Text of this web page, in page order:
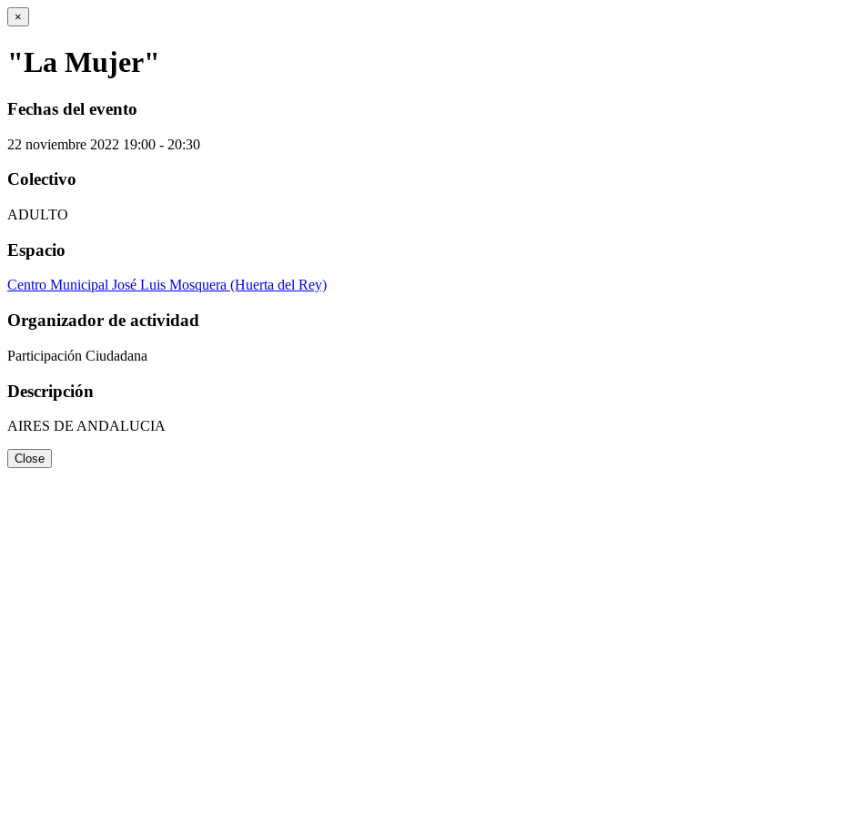
×
"La Mujer"
Fechas del evento
22 noviembre 2022 19:00 - 20:30
Colectivo
ADULTO
Espacio
Centro Municipal José Luis Mosquera (Huerta del Rey)
Organizador de actividad
Participación Ciudadana
Descripción
AIRES DE ANDALUCIA
Close